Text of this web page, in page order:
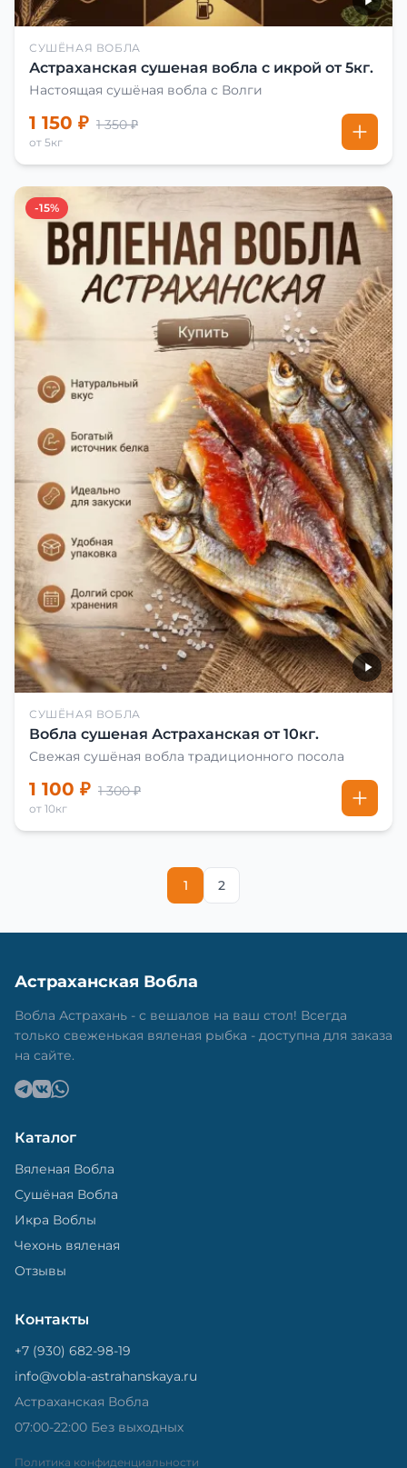
СУШЁНАЯ ВОБЛА
Астраханская сушеная вобла с икрой от 5кг.
Настоящая сушёная вобла с Волги
1 150 ₽ 1 350 ₽
от 5кг
-15%
СУШЁНАЯ ВОБЛА
Вобла сушеная Астраханская от 10кг.
Свежая сушёная вобла традиционного посола
1 100 ₽ 1 300 ₽
от 10кг
1 2
Астраханская Вобла
Вобла Астрахань - с вешалов на ваш стол! Всегда
только свеженькая вяленая рыбка - доступна для заказа
на сайте.
Каталог
Вяленая Вобла
Сушёная Вобла
Икра Воблы
Чехонь вяленая
Отзывы
Контакты
+7 (930) 682-98-19
info@vobla-astrahanskaya.ru
Астраханская Вобла
07:00-22:00 Без выходных
Политика конфиденциальности